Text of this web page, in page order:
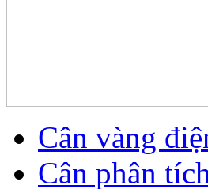
Cân vàng
Cân phân